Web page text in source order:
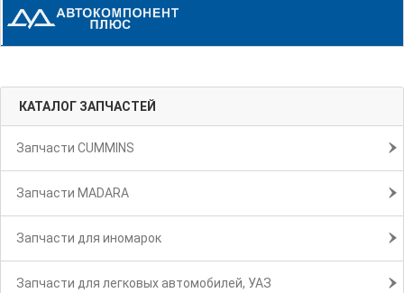
КАТАЛОГ ЗАПЧАСТЕЙ
Запчасти CUMMINS
Запчасти MADARA
Запчасти для иномарок
Запчасти для легковых автомобилей, УАЗ